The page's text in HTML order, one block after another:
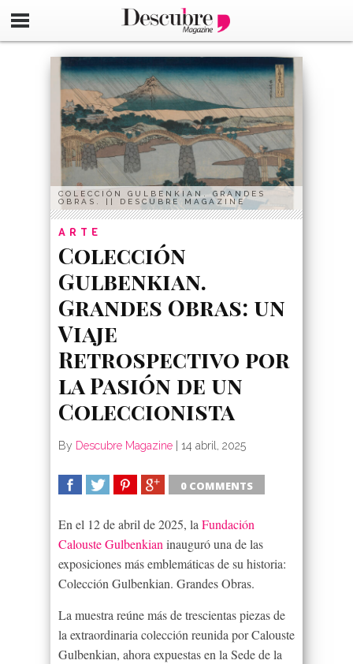
google-site-
COLECCIÓN GULBENKIAN. GRANDES
OBRAS. || DESCUBRE MAGAZINE
ARTE
Colección
Gulbenkian.
Grandes Obras: un
Viaje
Retrospectivo por
la Pasión de un
Coleccionista
By Descubre Magazine 14 abril, 2025
0 COMMENTS
En el 12 de abril de 2025, la Fundación
Calouste Gulbenkian inauguró una de las
exposiciones más emblemáticas de su historia:
Colección Gulbenkian. Grandes Obras.
La muestra reúne más de trescientas piezas de
la extraordinaria colección reunida por Calouste
Gulbenkian, ahora expuestas en la Sede de la